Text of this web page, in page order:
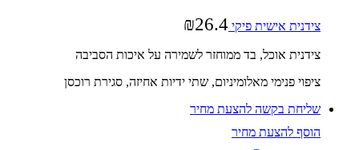
צידנית אישית פיקי ₪26.4
צידנית אוכל, בד ממוחזר לשמירה על איכות הסביבה
ציפוי פנימי מאלומיניום, שתי ידיות אחיזה, סגירת רוכסן
שליחת בקשה להצעת מחיר